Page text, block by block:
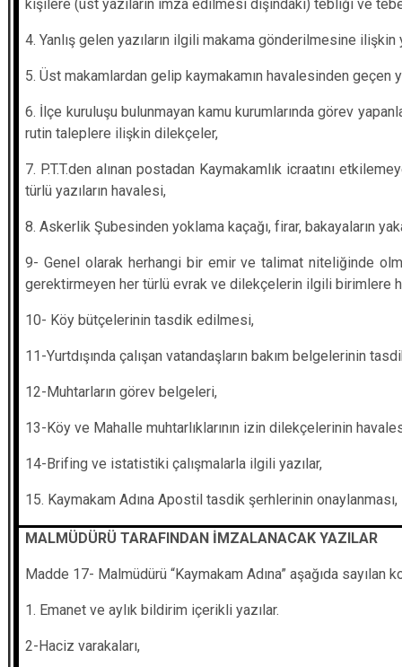
kişilere (üst yazıların imza edilmesi dışındaki) tebliği ve
4. Yanlış gelen yazıların ilgili makama gönderilmesine ilişkin
5. Üst makamlardan gelip kaymakamın havalesinden geçen
6. İlçe kuruluşu bulunmayan kamu kurumlarında görev
rutin taleplere ilişkin dilekçeler,
7. P.T.T.den alınan postadan Kaymakamlık icraatını
türlü yazıların havalesi,
8. Askerlik Şubesinden yoklama kaçağı, firar, bakayaların
9-Genel olarak herhangi bir emir ve talimat niteliğinde
gerektirmeyen her türlü evrak ve dilekçelerin ilgili birimlere
10- Köy bütçelerinin tasdik edilmesi,
11-Yurtdışında çalışan vatandaşların bakım belgelerinin
12-Muhtarların görev belgeleri,
13-Köy ve Mahalle muhtarlıklarının izin dilekçelerinin
14-Brifing ve istatistiki çalışmalarla ilgili yazılar,
15. Kaymakam Adına Apostil tasdik şerhlerinin onaylanması,
MALMÜDÜRÜ TARAFINDAN İMZALANACAK YAZILAR
Madde 17- Malmüdürü “Kaymakam Adına” aşağıda sayılan
1. Emanet ve aylık bildirim içerikli yazılar.
2-Haciz varakaları,